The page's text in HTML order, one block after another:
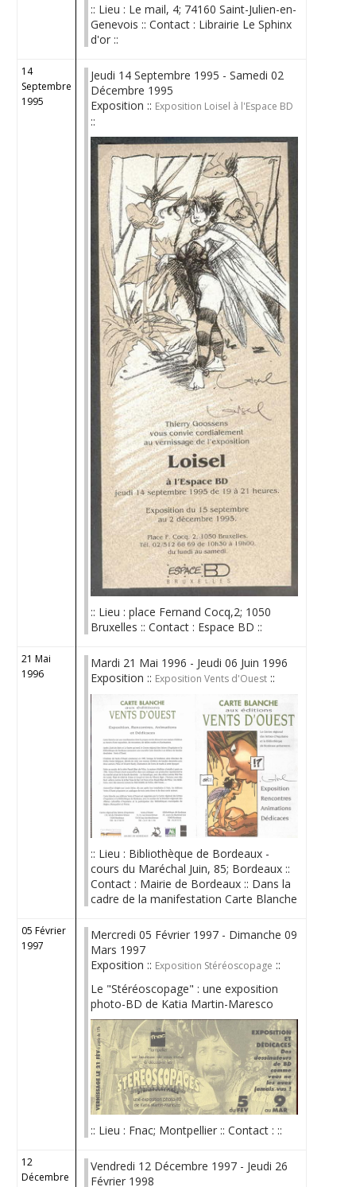
:: Lieu : Le mail, 4; 74160 Saint-Julien-en-
Genevois :: Contact : Librairie Le Sphinx
d'or ::
14
Septembre
1995
Jeudi 14 Septembre 1995 - Samedi 02
Décembre 1995
Exposition :: Exposition Loisel à l'Espace BD
::
:: Lieu : place Fernand Cocq,2; 1050
Bruxelles :: Contact : Espace BD ::
21 Mai
1996
Mardi 21 Mai 1996 - Jeudi 06 Juin 1996
Exposition :: Exposition Vents d'Ouest ::
:: Lieu : Bibliothèque de Bordeaux -
cours du Maréchal Juin, 85; Bordeaux ::
Contact : Mairie de Bordeaux :: Dans la
cadre de la manifestation Carte Blanche
05 Février
1997
Mercredi 05 Février 1997 - Dimanche 09
Mars 1997
Exposition :: Exposition Stéréoscopage ::
Le "Stéréoscopage" : une exposition
photo-BD de Katia Martin-Maresco
:: Lieu : Fnac; Montpellier :: Contact : ::
12
Décembre
Vendredi 12 Décembre 1997 - Jeudi 26
Février 1998